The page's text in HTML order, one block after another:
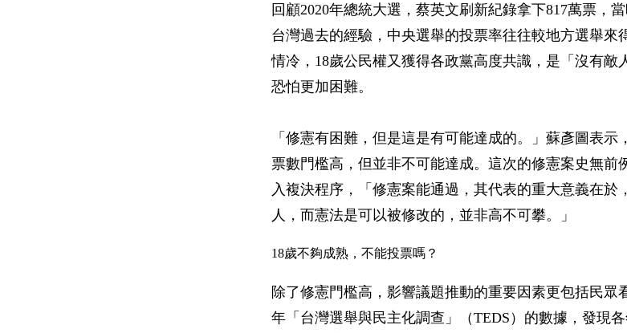
回顧2020年總統大選，蔡英文刷新紀錄拿下817萬票，
台灣過去的經驗，中央選舉的投票率往往較地方選舉來
情冷，18歲公民權又獲得各政黨高度共識，是「沒有敵
恐怕更加困難。
「修憲有困難，但是這是有可能達成的。」蘇彥圖表
票數門檻高，但並非不可能達成。這次的修憲案史無前
入複決程序，「修憲案能通過，其代表的重大意義在於
人，而憲法是可以被修改的，並非高不可攀。」
18歲不夠成熟，不能投票嗎？
除了修憲門檻高，影響議題推動的重要因素更包括民眾
年「台灣選舉與民主化調查」（TEDS）的數據，發現